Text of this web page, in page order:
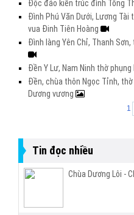
Độc đáo kiến trúc đình Tống
Đình Phú Văn Dưới, Lương Tài
vua Đinh Tiên Hoàng
Đình làng Yên Chỉ, Thanh
Đền Y Lư, Nam Ninh thờ
Đền, chùa thôn Ngọc Tỉnh,
Dương vương
1
Tin đọc nhiều
Chùa Dương Lôi -